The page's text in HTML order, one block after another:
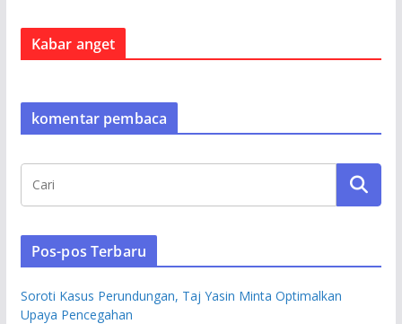
Kabar anget
komentar pembaca
Pos-pos Terbaru
Soroti Kasus Perundungan, Taj Yasin Minta Optimalkan
Upaya Pencegahan